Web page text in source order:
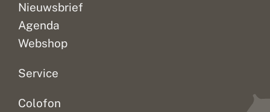
Nieuwsbrief
Agenda
Webshop
Service
Colofon